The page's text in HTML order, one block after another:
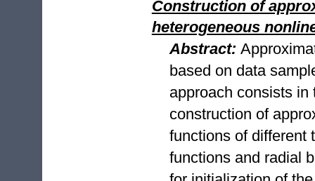
Construction of
heterogeneous
Abstract:
based on data
approach consists in
construction of
functions of different
functions and radial